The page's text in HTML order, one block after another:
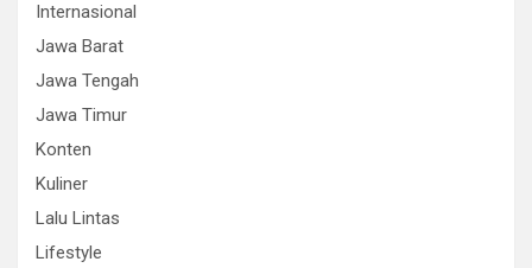
Internasional
Jawa Barat
Jawa Tengah
Jawa Timur
Konten
Kuliner
Lalu Lintas
Lifestyle